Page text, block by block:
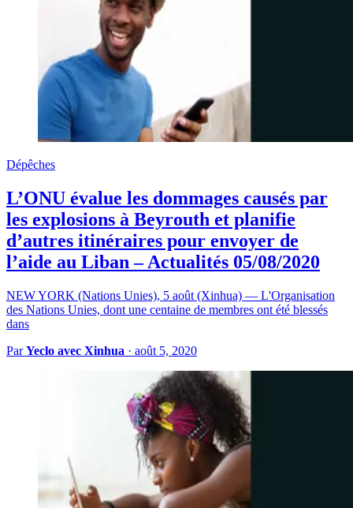
Dépêches
L’ONU évalue les dommages causés par
les explosions à Beyrouth et planifie
d’autres itinéraires pour envoyer de
l’aide au Liban – Actualités 05/08/2020
NEW YORK (Nations Unies), 5 août (Xinhua) — L'Organisation
des Nations Unies, dont une centaine de membres ont été blessés
dans
ParYeclo avec Xinhua · août 5, 2020